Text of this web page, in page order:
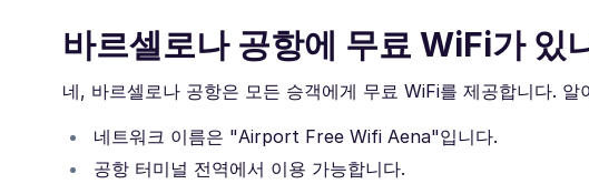
바르셀로나 공항에 무료 WiFi가 있
네, 바르셀로나 공항은 모든 승객에게 무료 WiFi를 제공합니다.
네트워크 이름은 "Airport Free Wifi Aena"입니다.
공항 터미널 전역에서 이용 가능합니다.